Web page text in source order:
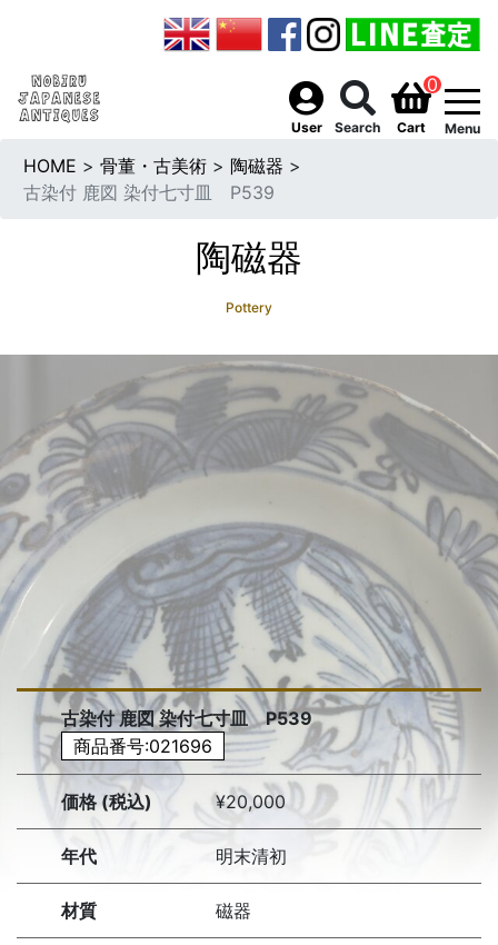
User Search
0
Cart Menu
HOME > 骨董・古美術 > 陶磁器 >
古染付 鹿図 染付七寸皿 P539
陶磁器
Pottery
古染付 鹿図 染付七寸皿 P539
商品番号:021696
価格 (税込) ¥20,000
年代 明末清初
材質 磁器